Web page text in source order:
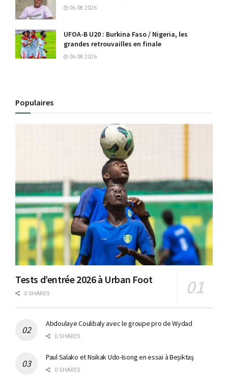
06.08.2026
UFOA-B U20 : Burkina Faso / Nigeria, les
grandes retrouvailles en finale
06.08.2026
Populaires
Tests d’entrée 2026 à Urban Foot
0 SHARES
Abdoulaye Coulibaly avec le groupe pro de Wydad
0 SHARES
Paul Salako et Nsikak Udo-Isong en essai à Beşiktaş
0 SHARES